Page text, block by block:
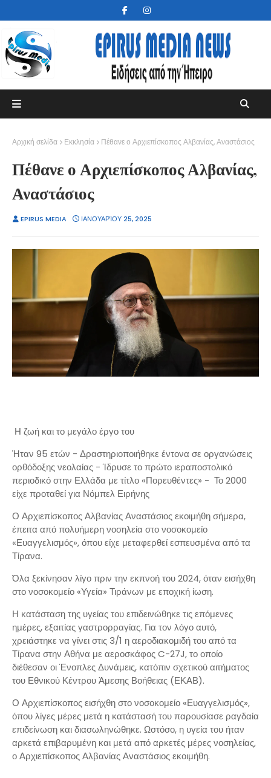
Αρχική σελίδα Εκκλησία Πέθανε ο Αρχιεπίσκοπος Αλβανίας, Αναστάσιος
Πέθανε ο Αρχιεπίσκοπος Αλβανίας,
Αναστάσιος
EPIRUS MEDIA ΙΑΝΟΥΑΡΊΟΥ 25, 2025
Η ζωή και το μεγάλο έργο του
Ήταν 95 ετών - Δραστηριοποιήθηκε έντονα σε οργανώσεις
ορθόδοξης νεολαίας - Ίδρυσε το πρώτο ιεραποστολικό
περιοδικό στην Ελλάδα με τίτλο «Πορευθέντες» - Το 2000
είχε προταθεί για Νόμπελ Ειρήνης
Ο Αρχιεπίσκοπος Αλβανίας Αναστάσιος εκοιμήθη σήμερα,
έπειτα από πολυήμερη νοσηλεία στο νοσοκομείο
«Ευαγγελισμός», όπου είχε μεταφερθεί εσπευσμένα από τα
Τίρανα.
Όλα ξεκίνησαν λίγο πριν την εκπνοή του 2024, όταν εισήχθη
στο νοσοκομείο «Υγεία» Τιράνων με εποχική ίωση.
Η κατάσταση της υγείας του επιδεινώθηκε τις επόμενες
ημέρες, εξαιτίας γαστρορραγίας. Για τον λόγο αυτό,
χρειάστηκε να γίνει στις 3/1 η αεροδιακομιδή του από τα
Τίρανα στην Αθήνα με αεροσκάφος C-27J, το οποίο
διέθεσαν οι Ένοπλες Δυνάμεις, κατόπιν σχετικού αιτήματος
του Εθνικού Κέντρου Άμεσης Βοήθειας (ΕΚΑΒ).
Ο Αρχιεπίσκοπος εισήχθη στο νοσοκομείο «Ευαγγελισμός»,
όπου λίγες μέρες μετά η κατάστασή του παρουσίασε ραγδαία
επιδείνωση και διασωληνώθηκε. Ωστόσο, η υγεία του ήταν
αρκετά επιβαρυμένη και μετά από αρκετές μέρες νοσηλείας,
ο Αρχιεπίσκοπος Αλβανίας Αναστάσιος εκοιμήθη.